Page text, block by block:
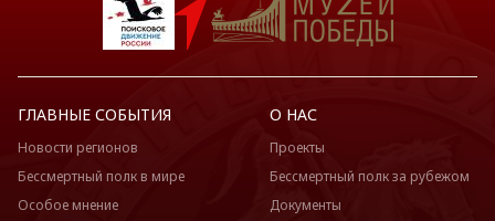
ГЛАВНЫЕ СОБЫТИЯ
Новости регионов
Бессмертный полк в мире
Особое мнение
О НАС
Проекты
Бессмертный полк за рубежом
Документы